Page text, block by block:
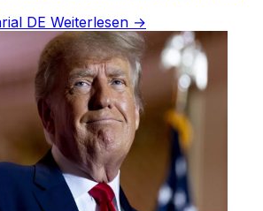
DE Weiterlesen →